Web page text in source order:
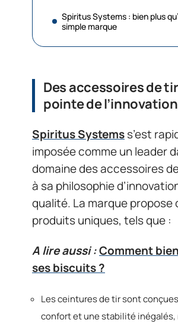
Spiritus Systems : bien plus
simple marque
Des accessoires de
pointe de l’innovation
Spiritus Systemss’est
imposée comme un leader
domaine des accessoires
à sa philosophie
qualité. La marque propose
produits uniques, tels que :
A lire aussi :Comment
ses biscuits ?
Les ceintures de tir sont
confort et une stabilité inégalés,